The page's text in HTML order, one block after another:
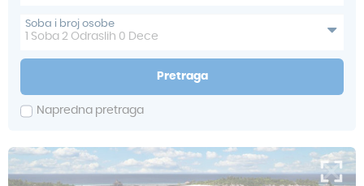
Soba i broj osobe
Soba 2 Odraslih 0 Dece
Pretraga
Napredna pretraga